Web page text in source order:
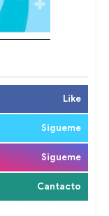
Like
Sigueme
Sigueme
Cantacto